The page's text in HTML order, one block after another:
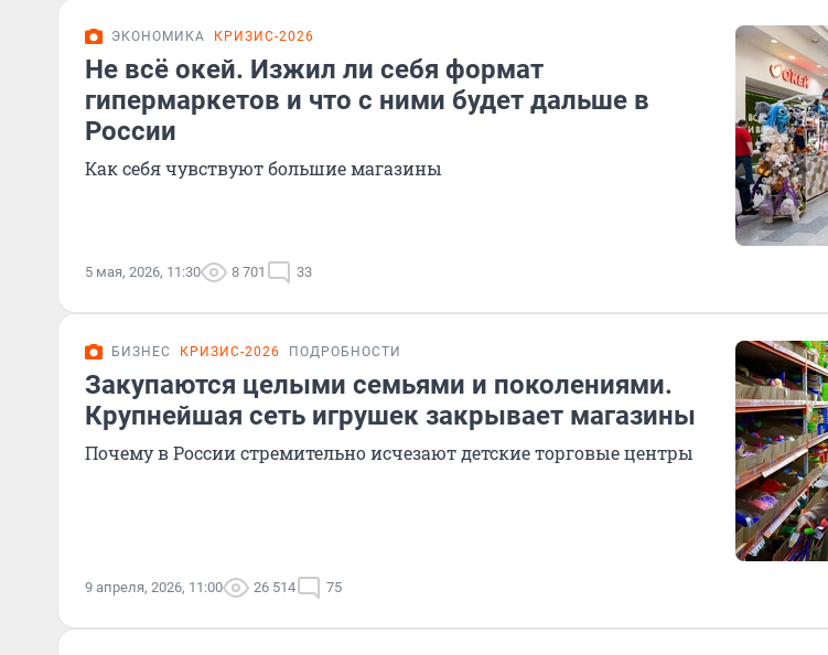
ЭКОНОМИКА КРИЗИС-2026
Не всё окей. Изжил ли себя формат
гипермаркетов и что с ними будет дальше в
России
Как себя чувствуют большие магазины
5 мая, 2026, 11:30 8 701 33
БИЗНЕС КРИЗИС-2026 ПОДРОБНОСТИ
Закупаются целыми семьями и поколениями.
Крупнейшая сеть игрушек закрывает магазины
Почему в России стремительно исчезают детские торговые центры
9 апреля, 2026, 11:00 26 514 75